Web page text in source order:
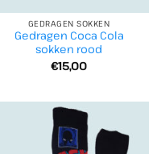
GEDRAGEN SOKKEN
Gedragen Coca Cola
sokken rood
€15,00